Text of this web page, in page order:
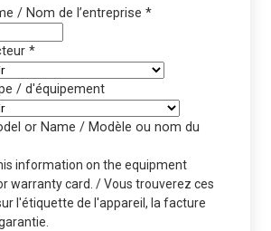
/ Nom de l’entreprise *
*
/ d'équipement
or Name / Modèle ou nom du
information on the equipment
warranty card. / Vous trouverez ces
l'étiquette de l'appareil, la facture